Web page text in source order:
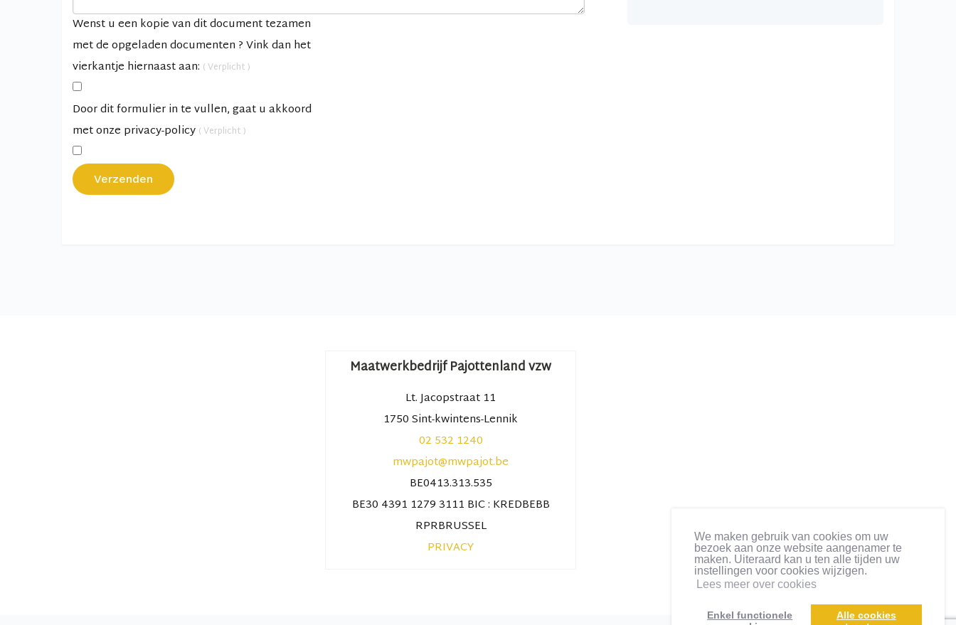
We maken gebruik van cookies om uw
bezoek aan onze website aangenamer te
maken. Uiteraard kan u ten alle tijden uw
instellingen voor cookies wijzigen.
Lees meer over cookies
Enkel functionele
Alle cookies
Wenst u een kopie van dit document tezamen
met de opgeladen documenten ? Vink dan het
vierkantje hiernaast aan: ( Verplicht )
Door dit formulier in te vullen, gaat u akkoord
met onze privacy-policy ( Verplicht )
Verzenden
Maatwerkbedrijf Pajottenland vzw
Lt. Jacopstraat 11
1750 Sint-kwintens-Lennik
02 532 1240
mwpajot@mwpajot.be
BE0413.313.535
BE30 4391 1279 3111 BIC : KREDBEBB
RPRBRUSSEL
PRIVACY